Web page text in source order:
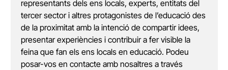
representants dels ens locals, experts, entitats del
tercer sector i altres protagonistes de l’educació des
de la proximitat amb la intenció de compartir idees,
presentar experiències i contribuir a fer visible la
feina que fan els ens locals en educació. Podeu
posar-vos en contacte amb nosaltres a través